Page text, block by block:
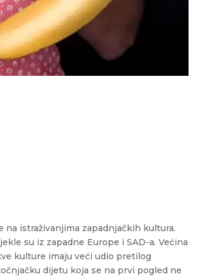
na istraživanjima zapadnjačkih kultura.
su iz zapadne Europe i SAD-a. Većina
kulture imaju veći udio pretilog
dijetu koja se na prvi pogled ne